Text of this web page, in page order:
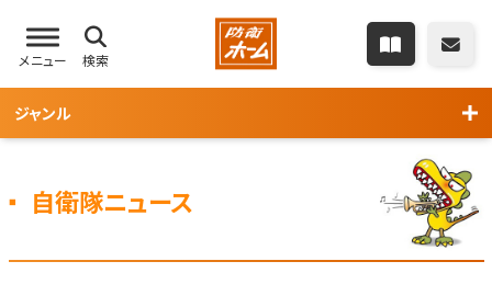
メニュー 検索
ジャンル
自衛隊ニュース